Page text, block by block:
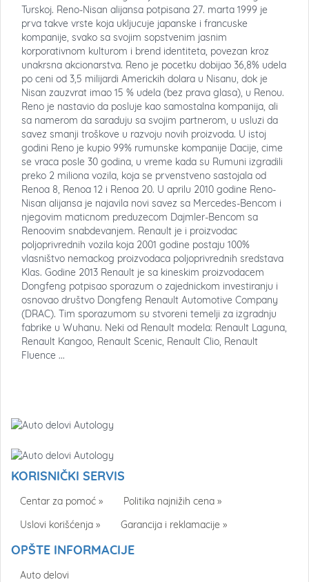
Turskoj. Reno-Nisan alijansa potpisana 27. marta 1999 je
prva takve vrste koja ukljucuje japanske i francuske
kompanije, svako sa svojim sopstvenim jasnim
korporativnom kulturom i brend identiteta, povezan kroz
unakrsna akcionarstva. Reno je pocetku dobijao 36,8% udela
po ceni od 3,5 milijardi Americkih dolara u Nisanu, dok je
Nisan zauzvrat imao 15 % udela (bez prava glasa), u Renou.
Reno je nastavio da posluje kao samostalna kompanija, ali
sa namerom da saraduju sa svojim partnerom, u usluzi da
savez smanji troškove u razvoju novih proizvoda. U istoj
godini Reno je kupio 99% rumunske kompanije Dacije, cime
se vraca posle 30 godina, u vreme kada su Rumuni izgradili
preko 2 miliona vozila, koja se prvenstveno sastojala od
Renoa 8, Renoa 12 i Renoa 20. U aprilu 2010 godine Reno-
Nisan alijansa je najavila novi savez sa Mercedes-Bencom i
njegovim maticnom preduzecom Dajmler-Bencom sa
Renoovim snabdevanjem. Renault je i proizvodac
poljoprivrednih vozila koja 2001 godine postaju 100%
vlasništvo nemackog proizvodaca poljoprivrednih sredstava
Klas. Godine 2013 Renault je sa kineskim proizvodacem
Dongfeng potpisao sporazum o zajednickom investiranju i
osnovao društvo Dongfeng Renault Automotive Company
(DRAC). Tim sporazumom su stvoreni temelji za izgradnju
fabrike u Wuhanu. Neki od Renault modela: Renault Laguna,
Renault Kangoo, Renault Scenic, Renault Clio, Renault
Fluence ...
KORISNIČKI SERVIS
Centar za pomoć »
Politika najnižih cena »
Uslovi korišćenja »
Garancija i reklamacije »
OPŠTE INFORMACIJE
Auto delovi